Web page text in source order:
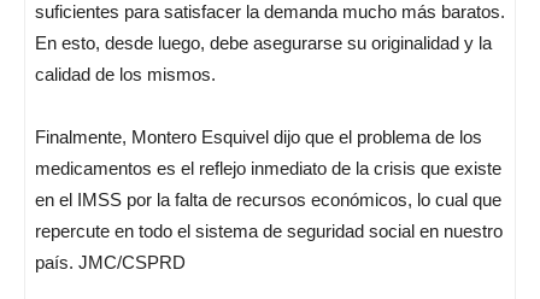
suficientes para satisfacer la demanda mucho más baratos.
En esto, desde luego, debe asegurarse su originalidad y la
calidad de los mismos.
Finalmente, Montero Esquivel dijo que el problema de los
medicamentos es el reflejo inmediato de la crisis que existe
en el IMSS por la falta de recursos económicos, lo cual que
repercute en todo el sistema de seguridad social en nuestro
país. JMC/CSPRD